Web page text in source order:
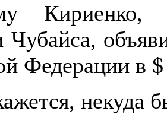
Чубайса,
Федерации в
некуда